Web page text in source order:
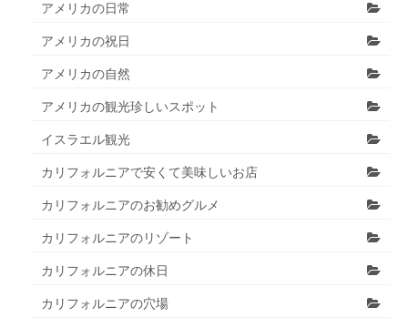
アメリカの日常
アメリカの祝日
アメリカの自然
アメリカの観光珍しいスポット
イスラエル観光
カリフォルニアで安くて美味しいお店
カリフォルニアのお勧めグルメ
カリフォルニアのリゾート
カリフォルニアの休日
カリフォルニアの穴場